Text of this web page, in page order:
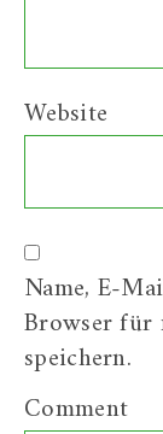
Website
Name, E-
Browser für
speichern.
Comment